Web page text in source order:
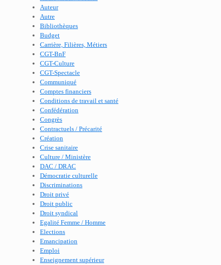
Auteur
Autre
Bibliothèques
Budget
Carrière, Filières, Métiers
CGT-BnF
CGT-Culture
CGT-Spectacle
Communiqué
Comptes financiers
Conditions de travail et santé
Confédération
Congrès
Contractuels / Précarité
Création
Crise sanitaire
Culture / Ministère
DAC / DRAC
Démocratie culturelle
Discriminations
Droit privé
Droit public
Droit syndical
Egalité Femme / Homme
Elections
Emancipation
Emploi
Enseignement supérieur